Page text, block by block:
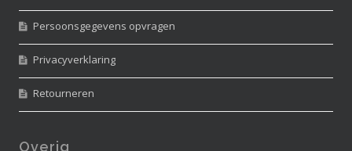
Persoonsgegevens opvragen
Privacyverklaring
Retourneren
Overig